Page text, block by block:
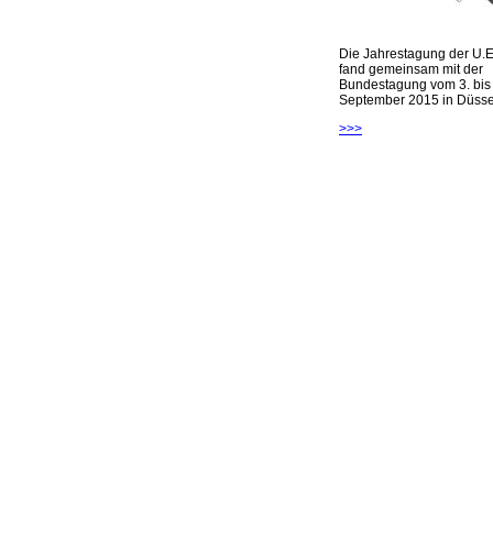
Die Jahrestagung der
fand gemeinsam mit der
Bundestagung vom 3. bis
September 2015 in
>>>